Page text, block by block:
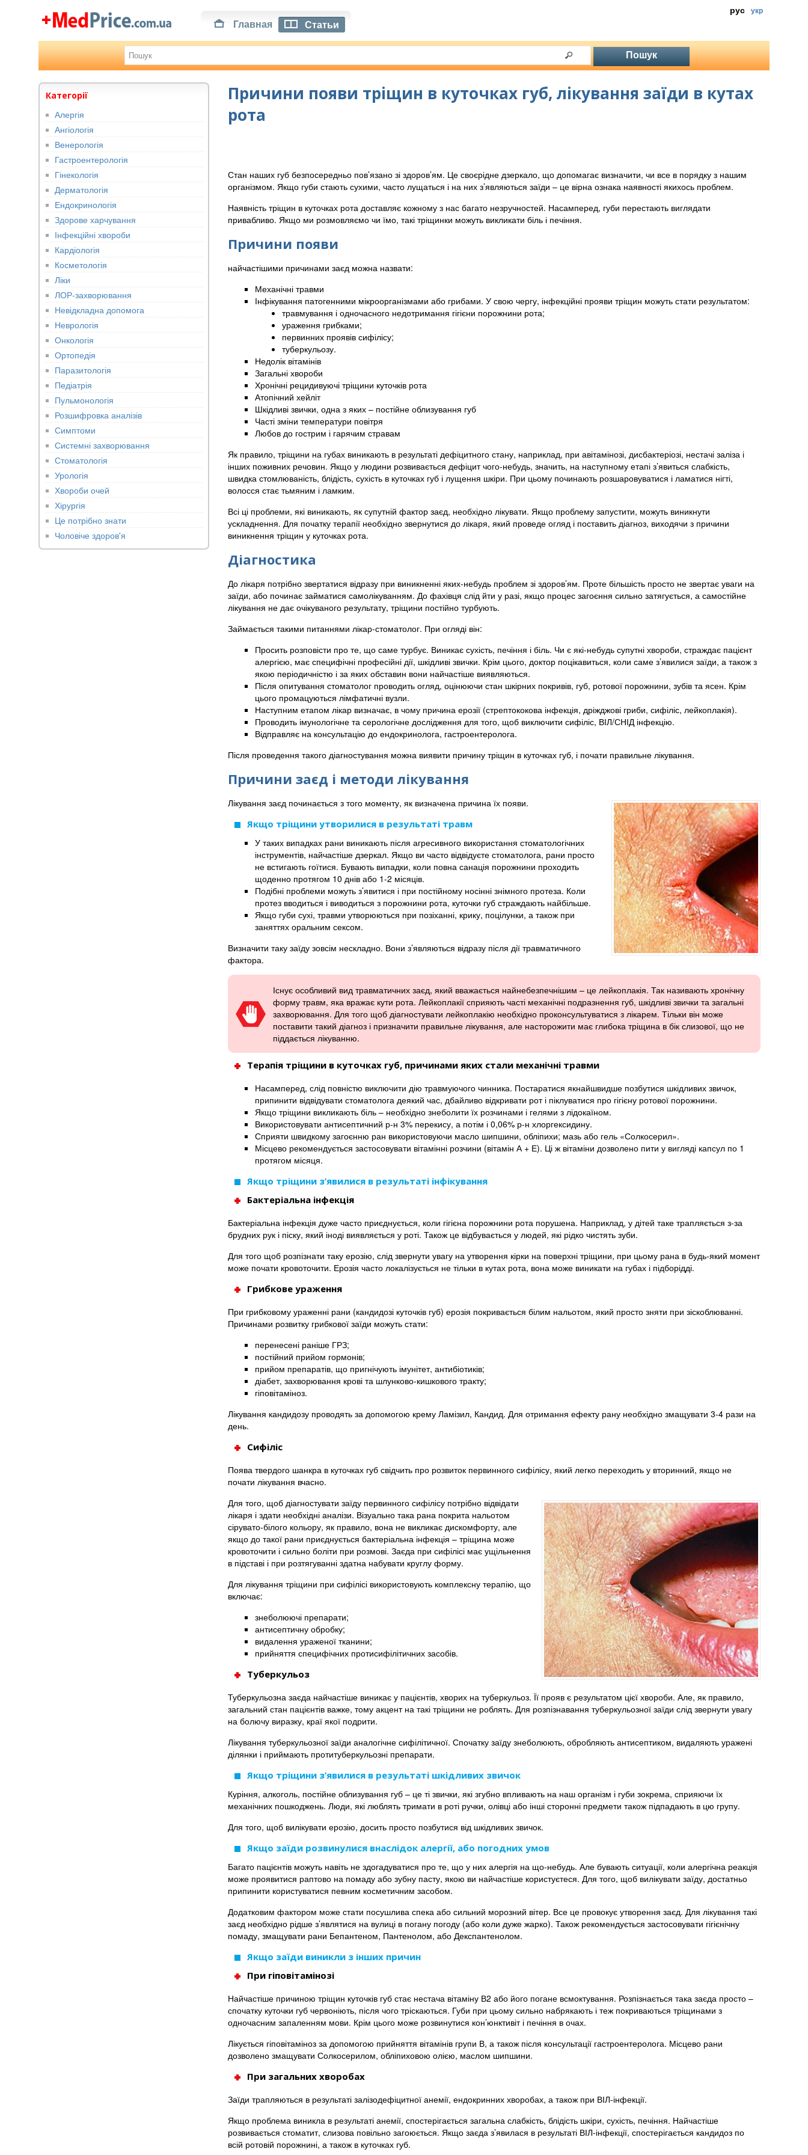
рус укр
Главная Статьи
Причини появи тріщин в куточках губ, лікування заїди в кутах
рота
Стан наших губ безпосередньо пов’язано зі здоров’ям. Це своєрідне дзеркало, що допомагає визначити, чи все в порядку з нашим
організмом. Якщо губи стають сухими, часто лущаться і на них з’являються заїди – це вірна ознака наявності якихось проблем.
Наявність тріщин в куточках рота доставляє кожному з нас багато незручностей. Насамперед, губи перестають виглядати
привабливо. Якщо ми розмовляємо чи їмо, такі тріщинки можуть викликати біль і печіння.
Причини появи
найчастішими причинами заєд можна назвати:
Механічні травми
Інфікування патогенними мікроорганізмами або грибами. У свою чергу, інфекційні прояви тріщин можуть стати результатом:
травмування і одночасного недотримання гігієни порожнини рота;
ураження грибками;
первинних проявів сифілісу;
туберкульозу.
Недолік вітамінів
Загальні хвороби
Хронічні рецидивуючі тріщини куточків рота
Атопічний хейліт
Шкідливі звички, одна з яких – постійне облизування губ
Часті зміни температури повітря
Любов до гострим і гарячим стравам
Як правило, тріщини на губах виникають в результаті дефіцитного стану, наприклад, при авітамінозі, дисбактеріозі, нестачі заліза і
інших поживних речовин. Якщо у людини розвивається дефіцит чого-небудь, значить, на наступному етапі з’явиться слабкість,
швидка стомлюваність, блідість, сухість в куточках губ і лущення шкіри. При цьому починають розшаровуватися і ламатися нігті,
волосся стає тьмяним і ламким.
Всі ці проблеми, які виникають, як супутній фактор заєд, необхідно лікувати. Якщо проблему запустити, можуть виникнути
ускладнення. Для початку терапії необхідно звернутися до лікаря, який проведе огляд і поставить діагноз, виходячи з причини
виникнення тріщин у куточках рота.
Діагностика
До лікаря потрібно звертатися відразу при виникненні яких-небудь проблем зі здоров’ям. Проте більшість просто не звертає уваги на
заїди, або починає займатися самолікуванням. До фахівця слід йти у разі, якщо процес загоєння сильно затягується, а самостійне
лікування не дає очікуваного результату, тріщини постійно турбують.
Займається такими питаннями лікар-стоматолог. При огляді він:
Просить розповісти про те, що саме турбує. Виникає сухість, печіння і біль. Чи є які-небудь супутні хвороби, страждає пацієнт
алергією, має специфічні професійні дії, шкідливі звички. Крім цього, доктор поцікавиться, коли саме з’явилися заїди, а також з
якою періодичністю і за яких обставин вони найчастіше виявляються.
Після опитування стоматолог проводить огляд, оцінюючи стан шкірних покривів, губ, ротової порожнини, зубів та ясен. Крім
цього промацуються лімфатичні вузли.
Наступним етапом лікар визначає, в чому причина ерозії (стрептококова інфекція, дріжджові гриби, сифіліс, лейкоплакія).
Проводить імунологічне та серологічне дослідження для того, щоб виключити сифіліс, ВІЛ/СНІД інфекцію.
Відправляє на консультацію до ендокринолога, гастроентеролога.
Після проведення такого діагностування можна виявити причину тріщин в куточках губ, і почати правильне лікування.
Причини заєд і методи лікування
Лікування заєд починається з того моменту, як визначена причина їх появи.
Якщо тріщини утворилися в результаті травм
У таких випадках рани виникають після агресивного використання стоматологічних
інструментів, найчастіше дзеркал. Якщо ви часто відвідуєте стоматолога, рани просто
не встигають гоїтися. Бувають випадки, коли повна санація порожнини проходить
щоденно протягом 10 днів або 1-2 місяців.
Подібні проблеми можуть з’явитися і при постійному носінні знімного протеза. Коли
протез вводиться і виводиться з порожнини рота, куточки губ страждають найбільше.
Якщо губи сухі, травми утворюються при позіханні, крику, поцілунки, а також при
заняттях оральним сексом.
Визначити таку заїду зовсім нескладно. Вони з’являються відразу після дії травматичного
фактора.
Існує особливий вид травматичних заєд, який вважається найнебезпечнішим – це лейкоплакія. Так називають хронічну
форму травм, яка вражає кути рота. Лейкоплакії сприяють часті механічні подразнення губ, шкідливі звички та загальні
захворювання. Для того щоб діагностувати лейкоплакію необхідно проконсультуватися з лікарем. Тільки він може
поставити такий діагноз і призначити правильне лікування, але насторожити має глибока тріщина в бік слизової, що не
піддається лікуванню.
Терапія тріщини в куточках губ, причинами яких стали механічні травми
Насамперед, слід повністю виключити дію травмуючого чинника. Постаратися якнайшвидше позбутися шкідливих звичок,
припинити відвідувати стоматолога деякий час, дбайливо відкривати рот і піклуватися про гігієну ротової порожнини.
Якщо тріщини викликають біль – необхідно знеболити їх розчинами і гелями з лідокаїном.
Використовувати антисептичний р-н 3% перекису, а потім і 0,06% р-н хлоргексидину.
Сприяти швидкому загоєнню ран використовуючи масло шипшини, обліпихи; мазь або гель «Солкосерил».
Місцево рекомендується застосовувати вітамінні розчини (вітамін А + Е). Ці ж вітаміни дозволено пити у вигляді капсул по 1
протягом місяця.
Якщо тріщини з’явилися в результаті інфікування
Бактеріальна інфекція
Бактеріальна інфекція дуже часто приєднується, коли гігієна порожнини рота порушена. Наприклад, у дітей таке трапляється з-за
брудних рук і піску, який іноді виявляється у роті. Також це відбувається у людей, які рідко чистять зуби.
Для того щоб розпізнати таку ерозію, слід звернути увагу на утворення кірки на поверхні тріщини, при цьому рана в будь-який момент
може почати кровоточити. Ерозія часто локалізується не тільки в кутах рота, вона може виникати на губах і підборідді.
Грибкове ураження
При грибковому ураженні рани (кандидозі куточків губ) ерозія покривається білим нальотом, який просто зняти при зіскоблюванні.
Причинами розвитку грибкової заїди можуть стати:
перенесені раніше ГРЗ;
постійний прийом гормонів;
прийом препаратів, що пригнічують імунітет, антибіотиків;
діабет, захворювання крові та шлунково-кишкового тракту;
гіповітаміноз.
Лікування кандидозу проводять за допомогою крему Ламізил, Кандид. Для отримання ефекту рану необхідно змащувати 3-4 рази на
день.
Сифіліс
Поява твердого шанкра в куточках губ свідчить про розвиток первинного сифілісу, який легко переходить у вторинний, якщо не
почати лікування вчасно.
Для того, щоб діагностувати заїду первинного сифілісу потрібно відвідати
лікаря і здати необхідні аналізи. Візуально така рана покрита нальотом
сірувато-білого кольору, як правило, вона не викликає дискомфорту, але
якщо до такої рани приєднується бактеріальна інфекція – тріщина може
кровоточити і сильно боліти при розмові. Заєда при сифілісі має ущільнення
в підставі і при розтягуванні здатна набувати круглу форму.
Для лікування тріщини при сифілісі використовують комплексну терапію, що
включає:
знеболюючі препарати;
антисептичну обробку;
видалення ураженої тканини;
прийняття специфічних протисифілітичних засобів.
Туберкульоз
Туберкульозна заєда найчастіше виникає у пацієнтів, хворих на туберкульоз. Її прояв є результатом цієї хвороби. Але, як правило,
загальний стан пацієнтів важке, тому акцент на такі тріщини не роблять. Для розпізнавання туберкульозної заїди слід звернути увагу
на болючу виразку, краї якої подрити.
Лікування туберкульозної заїди аналогічне сифілітичної. Спочатку заїду знеболюють, обробляють антисептиком, видаляють уражені
ділянки і приймають протитуберкульозні препарати.
Якщо тріщини з’явилися в результаті шкідливих звичок
Куріння, алкоголь, постійне облизування губ – це ті звички, які згубно впливають на наш організм і губи зокрема, сприяючи їх
механічних пошкоджень. Люди, які люблять тримати в роті ручки, олівці або інші сторонні предмети також підпадають в цю групу.
Для того, щоб вилікувати ерозію, досить просто позбутися від шкідливих звичок.
Якщо заїди розвинулися внаслідок алергії, або погодних умов
Багато пацієнтів можуть навіть не здогадуватися про те, що у них алергія на що-небудь. Але бувають ситуації, коли алергічна реакція
може проявитися раптово на помаду або зубну пасту, якою ви найчастіше користуєтеся. Для того, щоб вилікувати заїду, достатньо
припинити користуватися певним косметичним засобом.
Додатковим фактором може стати посушлива спека або сильний морозний вітер. Все це провокує утворення заєд. Для лікування такі
заєд необхідно рідше з’являтися на вулиці в погану погоду (або коли дуже жарко). Також рекомендується застосовувати гігієнічну
помаду, змащувати рани Бепантеном, Пантенолом, або Декспантенолом.
Якщо заїди виникли з інших причин
При гіповітамінозі
Найчастіше причиною тріщин куточків губ стає нестача вітаміну В2 або його погане всмоктування. Розпізнається така заєда просто –
спочатку куточки губ червоніють, після чого тріскаються. Губи при цьому сильно набрякають і теж покриваються тріщинами з
одночасним запаленням мови. Крім цього може розвинутися кон’юнктивіт і печіння в очах.
Лікується гіповітаміноз за допомогою прийняття вітамінів групи В, а також після консультації гастроентеролога. Місцево рани
дозволено змащувати Солкосерилом, обліпиховою олією, маслом шипшини.
При загальних хворобах
Заїди трапляються в результаті залізодефіцитної анемії, ендокринних хворобах, а також при ВІЛ-інфекції.
Якщо проблема виникла в результаті анемії, спостерігається загальна слабкість, блідість шкіри, сухість, печіння. Найчастіше
розвивається стоматит, слизова повільно загоюється. Якщо заєда з’явилася в результаті ВІЛ-інфекції, спостерігається кандидоз по
всій ротовій порожнині, а також в куточках губ.
Категорії
Алергія
Ангіологія
Венерологія
Гастроентерологія
Гінекологія
Дерматологія
Ендокринологія
Здорове харчування
Інфекційні хвороби
Кардіологія
Косметологія
Ліки
ЛОР-захворювання
Невідкладна допомога
Неврологія
Онкологія
Ортопедія
Паразитологія
Педіатрія
Пульмонологія
Розшифровка аналізів
Симптоми
Системні захворювання
Стоматологія
Урологія
Хвороби очей
Хірургія
Це потрібно знати
Чоловіче здоров'я